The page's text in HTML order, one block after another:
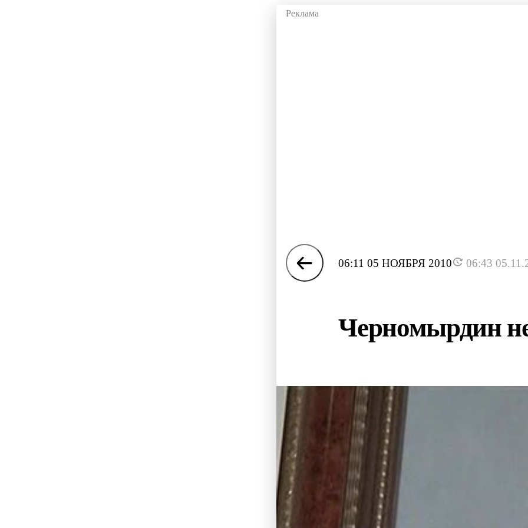
06:11 05 НОЯБРЯ 2010 06:43
Черномырдин